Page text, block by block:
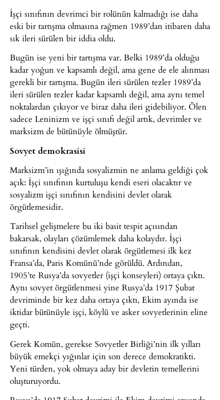
İşçi sınıfının devrimci bir rolünün kalmadığı ise daha
eski bir tartışma olmasına rağmen 1989’dan itibaren daha
sık ileri sürülen bir iddia oldu.
Bugün ise yeni bir tartışma var. Belki 1989’da olduğu
kadar yoğun ve kapsamlı değil, ama gene de ele alınması
gerekli bir tartışma. Bugün ileri sürülen tezler 1989’da
ileri sürülen tezler kadar kapsamlı değil, ama aynı temel
noktalardan çıkıyor ve biraz daha ileri gidebiliyor. Ölen
sadece Leninizm ve işçi sınıfı değil artık, devrimler ve
marksizm de bütünüyle ölmüştür.
Sovyet demokrasisi
Marksizm’in ışığında sosyalizmin ne anlama geldiği çok
açık: İşçi sınıfının kurtuluşu kendi eseri olacaktır ve
sosyalizm işçi sınıfının kendisini devlet olarak
örgütlemesidir.
Tarihsel gelişmelere bu iki basit tespit açısından
bakarsak, olayları çözümlemek daha kolaydır. İşçi
sınıfının kendisini devlet olarak örgütlemesi ilk kez
Fransa’da, Paris Komünü’nde görüldü. Ardından,
1905’te Rusya’da sovyetler (işçi konseyleri) ortaya çıktı.
Aynı sovyet örgütlenmesi yine Rusya’da 1917 Şubat
devriminde bir kez daha ortaya çıktı, Ekim ayında ise
iktidar bütünüyle işçi, köylü ve asker sovyetlerinin eline
geçti.
Gerek Komün, gerekse Sovyetler Birliği’nin ilk yılları
büyük emekçi yığınlar için son derece demokratikti.
Yeni türden, yok olmaya aday bir devletin temellerini
oluşturuyordu.